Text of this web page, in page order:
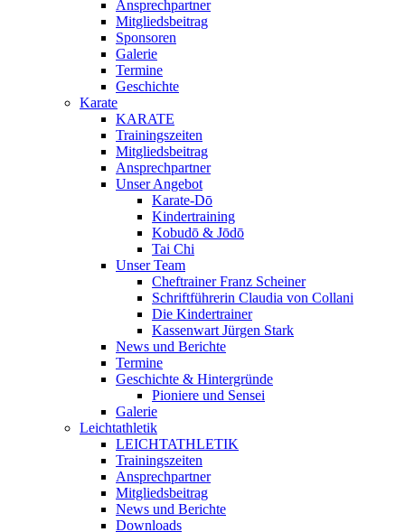
Ansprechpartner
Mitgliedsbeitrag
Sponsoren
Galerie
Termine
Geschichte
Karate
KARATE
Trainingszeiten
Mitgliedsbeitrag
Ansprechpartner
Unser Angebot
Karate-Dō
Kindertraining
Kobudō & Jōdō
Tai Chi
Unser Team
Cheftrainer Franz Scheiner
Schriftführerin Claudia von Collani
Die Kindertrainer
Kassenwart Jürgen Stark
News und Berichte
Termine
Geschichte & Hintergründe
Pioniere und Sensei
Galerie
Leichtathletik
LEICHTATHLETIK
Trainingszeiten
Ansprechpartner
Mitgliedsbeitrag
News und Berichte
Downloads